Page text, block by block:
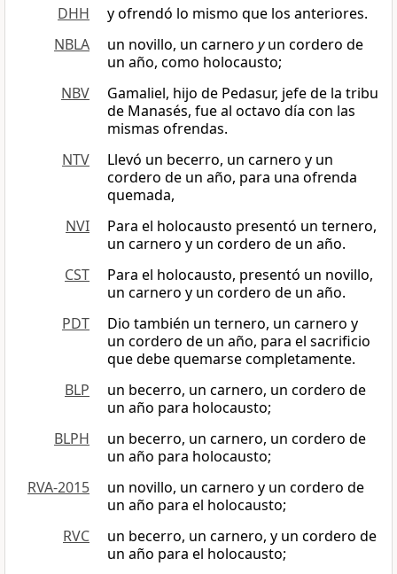
DHH
y ofrendó lo mismo que los anteriores.
NBLA
un novillo, un carnero yun cordero de
un año, como holocausto;
NBV
Gamaliel, hijo de Pedasur, jefe de la tribu
de Manasés, fue al octavo día con las
mismas ofrendas.
NTV
Llevó un becerro, un carnero y un
cordero de un año, para una ofrenda
quemada,
NVI
Para el holocausto presentó un ternero,
un carnero y un cordero de un año.
CST
Para el holocausto, presentó un novillo,
un carnero y un cordero de un año.
PDT
Dio también un ternero, un carnero y
un cordero de un año, para el sacrificio
que debe quemarse completamente.
BLP
un becerro, un carnero, un cordero de
un año para holocausto;
BLPH
un becerro, un carnero, un cordero de
un año para holocausto;
RVA-2015
un novillo, un carnero y un cordero de
un año para el holocausto;
RVC
un becerro, un carnero, y un cordero de
un año para el holocausto;